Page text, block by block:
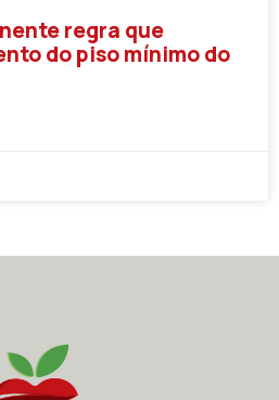
regra que
do piso mínimo do